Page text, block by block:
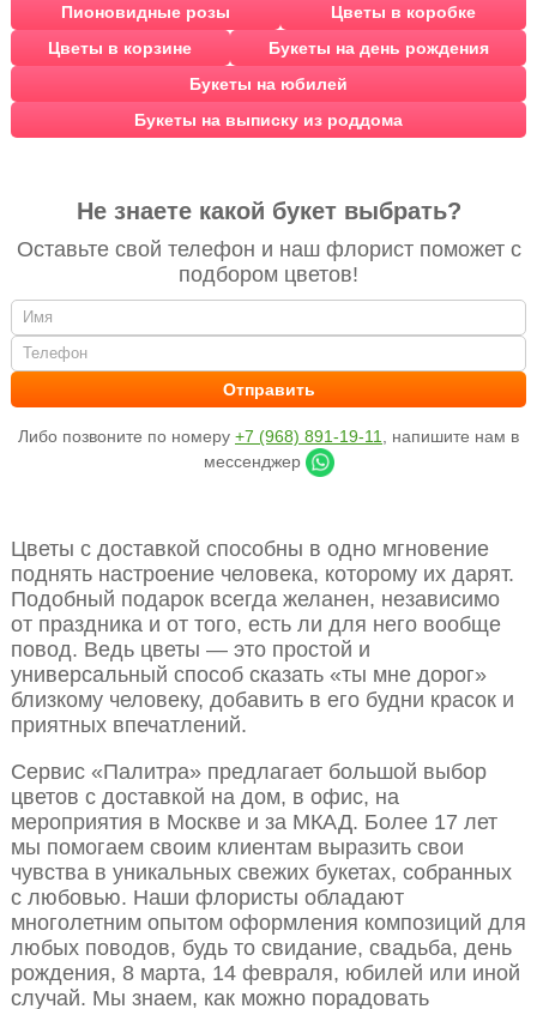
Пионовидные розы
Цветы в коробке
Цветы в корзине
Букеты на день рождения
Букеты на юбилей
Букеты на выписку из роддома
Не знаете какой букет выбрать?
Оставьте свой телефон и наш флорист поможет с
подбором цветов!
Либо позвоните по номеру +7 (968) 891-19-11
, напишите нам в
мессенджер
Цветы с доставкой способны в одно мгновение
поднять настроение человека, которому их дарят.
Подобный подарок всегда желанен, независимо
от праздника и от того, есть ли для него вообще
повод. Ведь цветы — это простой и
универсальный способ сказать «ты мне дорог»
близкому человеку, добавить в его будни красок и
приятных впечатлений.
Сервис «Палитра» предлагает большой выбор
цветов с доставкой на дом, в офис, на
мероприятия в Москве и за МКАД. Более 17 лет
мы помогаем своим клиентам выразить свои
чувства в уникальных свежих букетах, собранных
с любовью. Наши флористы обладают
многолетним опытом оформления композиций для
любых поводов, будь то свидание, свадьба, день
рождения, 8 марта, 14 февраля, юбилей или иной
случай. Мы знаем, как можно порадовать